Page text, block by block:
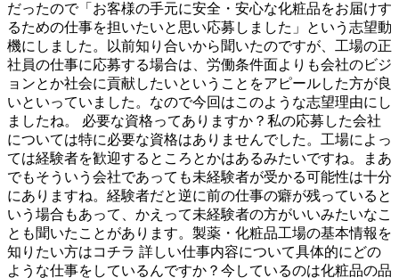
だったので「お客様の手元に安全・安心な化粧品をお届けす
るための仕事を担いたいと思い応募しました」という志望動
機にしました。以前知り合いから聞いたのですが、工場の正
社員の仕事に応募する場合は、労働条件面よりも会社のビジ
ョンとか社会に貢献したいということをアピールした方が良
いといっていました。なので今回はこのような志望理由にし
ましたね。 必要な資格ってありますか？私の応募した会社
については特に必要な資格はありませんでした。工場によっ
ては経験者を歓迎するところとかはあるみたいですね。まあ
でもそういう会社であっても未経験者が受かる可能性は十分
にありますね。経験者だと逆に前の仕事の癖が残っていると
いう場合もあって、かえって未経験者の方がいいみたいなこ
とも聞いたことがあります。製薬・化粧品工場の基本情報を
知りたい方はコチラ 詳しい仕事内容について具体的にどの
ような仕事をしているんですか？今しているのは化粧品の品